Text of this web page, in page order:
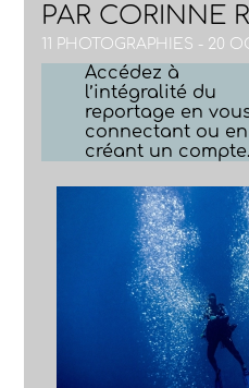
PAR CORINNE
11 PHOTOGRAPHIES - 20
Accédez à
l’intégralité du
reportage en
connectant ou en
créant un compte.